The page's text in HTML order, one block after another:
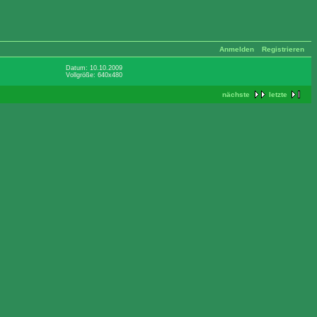
Anmelden Registrieren
Datum: 10.10.2009
Vollgröße: 640x480
nächste letzte